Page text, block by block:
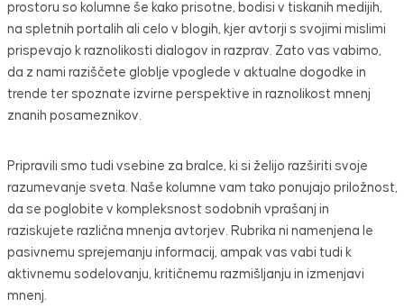
prostoru so kolumne še kako prisotne, bodisi v tiskanih medijih,
na spletnih portalih ali celo v blogih, kjer avtorji s svojimi mislimi
prispevajo k raznolikosti dialogov in razprav. Zato vas vabimo,
da z nami raziščete globlje vpoglede v aktualne dogodke in
trende ter spoznate izvirne perspektive in raznolikost mnenj
znanih posameznikov.
Pripravili smo tudi vsebine za bralce, ki si želijo razširiti svoje
razumevanje sveta. Naše kolumne vam tako ponujajo priložnost,
da se poglobite v kompleksnost sodobnih vprašanj in
raziskujete različna mnenja avtorjev. Rubrika ni namenjena le
pasivnemu sprejemanju informacij, ampak vas vabi tudi k
aktivnemu sodelovanju, kritičnemu razmišljanju in izmenjavi
mnenj.